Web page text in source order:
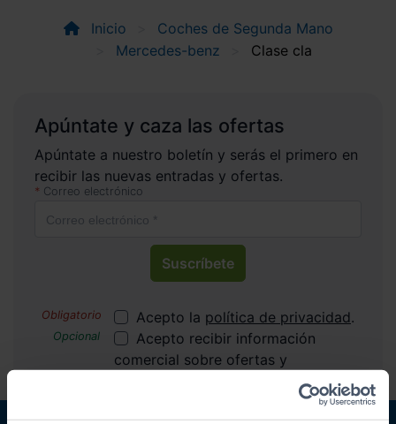
Inicio
Coches de Segunda Mano
Mercedes-benz
Clase cla
Apúntate y caza las ofertas
Apúntate a nuestro boletín y serás el primero en
recibir las nuevas entradas y ofertas.
Correo electrónico
Suscríbete
Acepto la política de privacidad.
Acepto recibir información
comercial sobre ofertas y
promociones de Automóviles